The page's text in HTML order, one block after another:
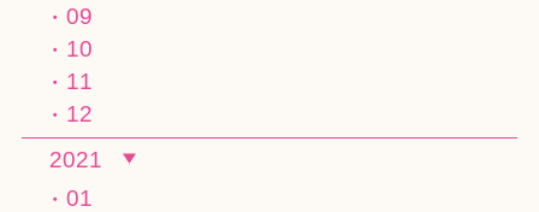
09
10
11
12
2021
01